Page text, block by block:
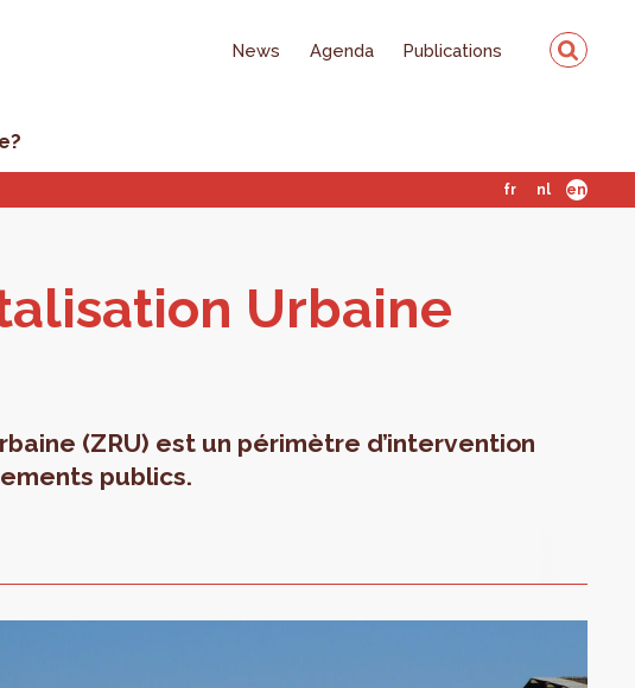
News Agenda Publications
fr nl en
Ur­baine
(ZRU) est un périmètre d’intervention
publics.